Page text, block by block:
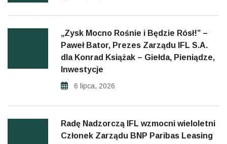
„Zysk Mocno Rośnie i Będzie Rósł!” –
Paweł Bator, Prezes Zarządu IFL S.A.
dla Konrad Książak – Giełda, Pieniądze,
Inwestycje
6 lipca, 2026
Radę Nadzorczą IFL wzmocni wieloletni
Członek Zarządu BNP Paribas Leasing